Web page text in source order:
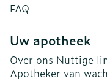
FAQ
Uw apotheek
Over ons Nuttige
Apotheker van